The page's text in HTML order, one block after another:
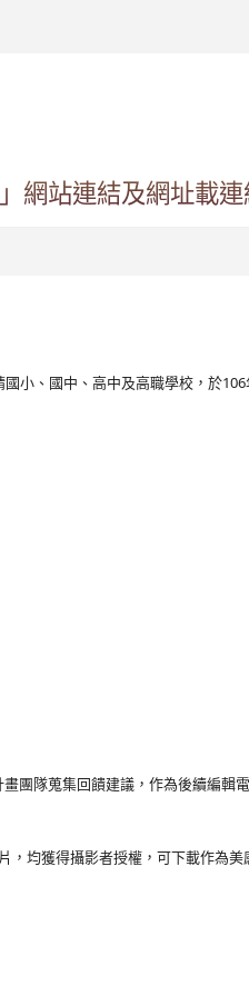
網站連結及網址載
小、國中、高中及高職學校，於
團隊蒐集回饋建議，作為後續編輯
均獲得攝影者授權，可下載作為